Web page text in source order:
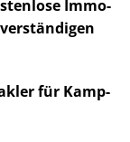
Im­mo­
für Kamp-